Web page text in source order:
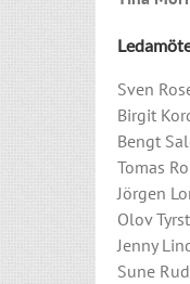
Sven
Birgit
Bengt
Tomas
Jörgen
Olov
Jenny
Sune